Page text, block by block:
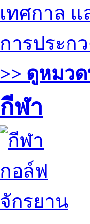
เทศกาล
การประก
>> ดูหมว
กีฬา
กอล์ฟ
จักรยาน